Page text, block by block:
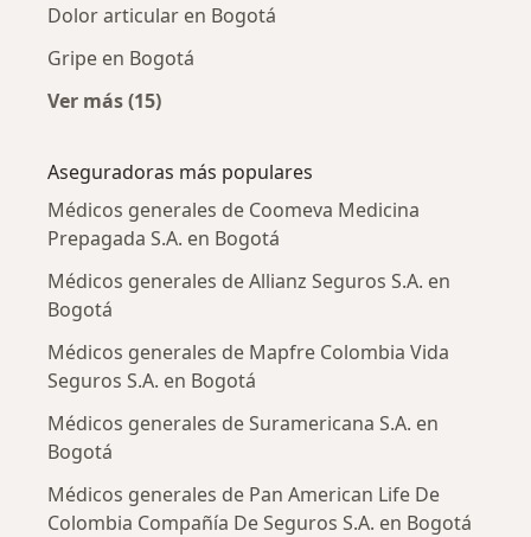
Dolor articular en Bogotá
Gripe en Bogotá
Ver más (15)
Aseguradoras más populares
Médicos generales de Coomeva Medicina
Prepagada S.A. en Bogotá
Médicos generales de Allianz Seguros S.A. en
Bogotá
Médicos generales de Mapfre Colombia Vida
Seguros S.A. en Bogotá
Médicos generales de Suramericana S.A. en
Bogotá
Médicos generales de Pan American Life De
Colombia Compañía De Seguros S.A. en Bogotá